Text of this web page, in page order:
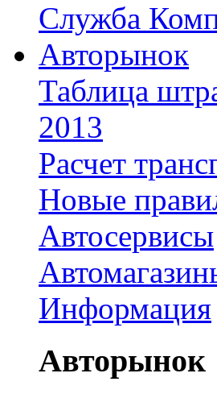
Служба
Авторынок
Таблица
2013
Расчет
Новые
Автосервисы
Информация
Авторынок